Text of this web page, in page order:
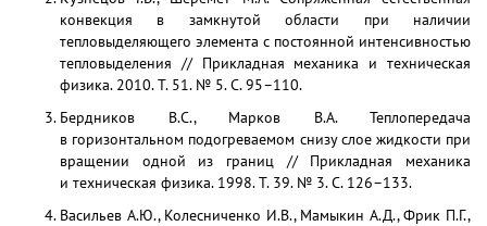
конвекция в замкнутой области при наличии
тепловыделяющего элемента с постоянной интенсивностью
тепловыделения // Прикладная механика и техническая
физика. 2010. Т. 51. № 5. С. 95–110.
Бердников В.С., Марков В.А. Теплопередача
в горизонтальном подогреваемом снизу слое жидкости при
вращении одной из границ // Прикладная механика
и техническая физика. 1998. Т. 39. № 3. С. 126–133.
Васильев А.Ю., Колесниченко И.В., Мамыкин А.Д., Фрик П.Г.,